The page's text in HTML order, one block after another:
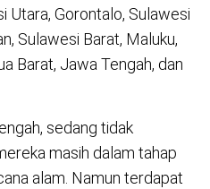
Utara, Gorontalo, Sulawesi
Sulawesi Barat, Maluku,
Barat, Jawa Tengah, dan
sedang tidak
masih dalam tahap
alam. Namun terdapat